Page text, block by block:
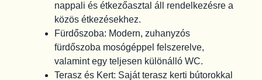
nappali és étkezőasztal áll rendelkezésre a
közös étkezésekhez.
Fürdőszoba: Modern, zuhanyzós
fürdőszoba mosógéppel felszerelve,
valamint egy teljesen különálló WC.
Terasz és Kert: Saját terasz kerti bútorokkal